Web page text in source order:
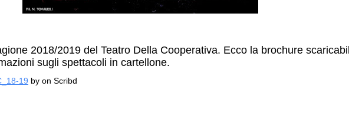
2018/2019 del Teatro Della Cooperativa. Ecco la brochure
sugli spettacoli in cartellone.
19 by on Scribd